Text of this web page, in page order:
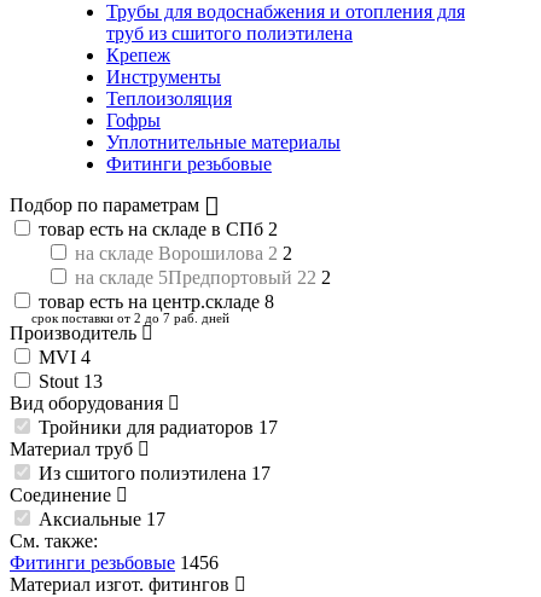
Трубы для водоснабжения и отопления для
труб из сшитого полиэтилена
Крепеж
Инструменты
Теплоизоляция
Гофры
Уплотнительные материалы
Фитинги резьбовые
Подбор по параметрам
товар есть на складе в СПб 2
на складе Ворошилова 2 2
на складе 5Предпортовый 22 2
товар есть на центр.складе 8
срок поставки от 2 до 7 раб. дней
Производитель
MVI 4
Stout 13
Вид оборудования
Тройники для радиаторов 17
Материал труб
Из сшитого полиэтилена 17
Соединение
Аксиальные 17
См. также:
Фитинги резьбовые 1456
Материал изгот. фитингов